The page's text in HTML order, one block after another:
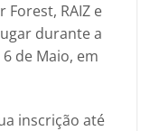
RAIZ e
durante a
6 de Maio, em
inscrição até